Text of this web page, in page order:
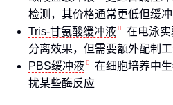
检测，其价格通常更低但缓
Tris-甘氨酸缓冲液
在电泳
分离效果，但需要额外配制
PBS缓冲液
在细胞培养中
扰某些酶反应